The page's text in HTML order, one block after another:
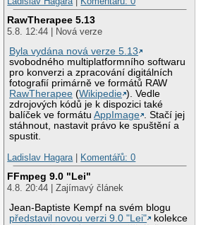
RawTherapee 5.13
5.8. 12:44 | Nová verze
Byla vydána nová verze 5.13
svobodného multiplatformního softwaru
pro konverzi a zpracování digitálních
fotografií primárně ve formátů RAW
RawTherapee (Wikipedie ). Vedle
zdrojových kódů je k dispozici také
balíček ve formátuAppImage . Stačí jej
stáhnout, nastavit právo ke spuštění a
spustit.
Ladislav Hagara| Komentářů: 0
FFmpeg 9.0 "Lei"
4.8. 20:44 | Zajímavý článek
Jean-Baptiste Kempf na svém blogu
představil novou verzi 9.0 "Lei"
kolekce